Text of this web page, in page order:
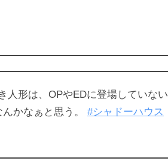
人形は、OPやEDに登場していない
かなぁと思う。 #シャドーハウス